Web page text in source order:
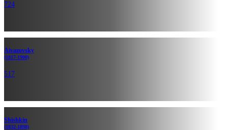
724
Aivazovsky
(1817-1900)
517
Shishkin
(1832-1898)